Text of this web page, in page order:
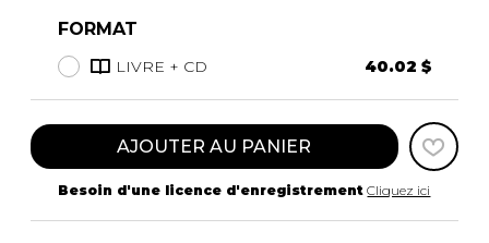
FORMAT
LIVRE + CD 40.02 $
AJOUTER AU PANIER
Besoin d'une licence d'enregistrement Cliquez ici